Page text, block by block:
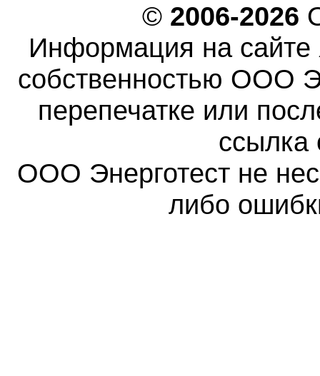
© 2006-2026
Информация на сайте
собственностью ООО
перепечатке или
ссылка
ООО Энерготест не
либо